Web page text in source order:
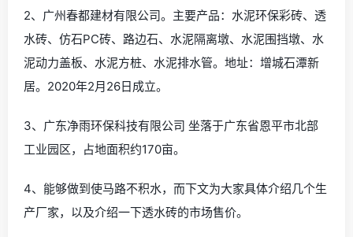
2、广州春都建材有限公司。主要产品：水泥环保彩砖、透
水砖、仿石PC砖、路边石、水泥隔离墩、水泥围挡墩、水
泥动力盖板、水泥方桩、水泥排水管。地址：增城石潭新
居。2020年2月26日成立。
3、广东净雨环保科技有限公司 坐落于广东省恩平市北部
工业园区，占地面积约170亩。
4、能够做到使马路不积水，而下文为大家具体介绍几个生
产厂家，以及介绍一下透水砖的市场售价。